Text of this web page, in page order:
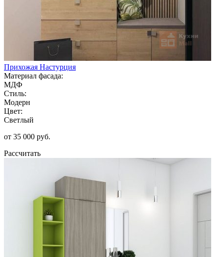
Прихожая Настурция
Материал фасада:
МДФ
Стиль:
Модерн
Цвет:
Светлый
от 35 000 руб.
Рассчитать